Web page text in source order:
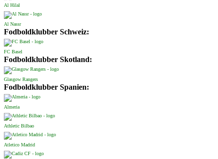
Al Hilal
Al Nassr
Fodboldklubber Schweiz:
FC Basel
Fodboldklubber Skotland:
Glasgow Rangers
Fodboldklubber Spanien:
Almeria
Athletic Bilbao
Atletico Madrid